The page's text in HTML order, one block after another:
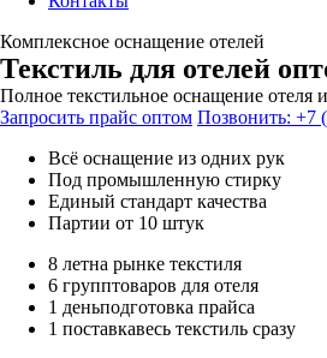
Комплексное оснащение отелей
Текстиль для отелей
Полное текстильное оснащение отеля
Запросить прайс оптом Позвонить: +7
Всё оснащение из одних рук
Под промышленную стирку
Единый стандарт качества
Партии от 10 штук
8 летна рынке текстиля
6 групптоваров для отеля
1 деньподготовка прайса
1 поставкавесь текстиль сразу